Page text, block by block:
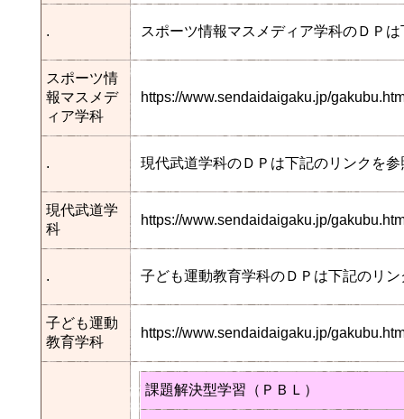
. スポーツ情報マスメディア学科のＤＰ
スポーツ情
報マスメデ
ィア学科
https://www.sendaidaigaku.jp/
. 現代武道学科のＤＰは下記のリンクを
現代武道学
科
https://www.sendaidaigaku.jp/
. 子ども運動教育学科のＤＰは下記のリ
子ども運動
教育学科
https://www.sendaidaigaku.jp/
課題解決型学習（ＰＢＬ）